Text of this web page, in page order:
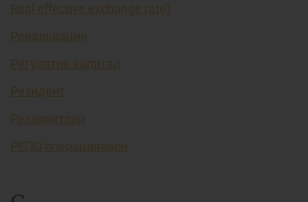
Real effective exchange rate)
Ревальвация
Регулятив капитал
Резидент
Реквизитлар
РЕПО операциялари